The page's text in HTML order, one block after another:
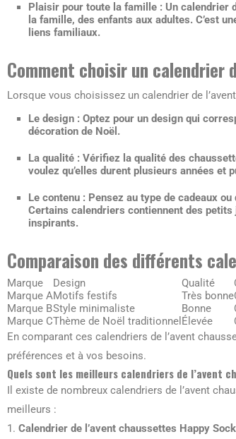
Plaisir pour toute la famille : Un calendrier
la famille, des enfants aux adultes. C’est
liens familiaux.
Comment choisir un calendrier
Lorsque vous choisissez un calendrier de
Le design : Optez pour un design qui
décoration de Noël.
La qualité : Vérifiez la qualité des
voulez qu’elles durent plusieurs années
Le contenu : Pensez au type de cadeaux
Certains calendriers contiennent des
inspirants.
Comparaison des différents
Marque Design Qualité
Marque AMotifs festifs Très bonne
Marque BStyle minimaliste Bonne
Marque CThème de Noël traditionnel Élevée
En comparant ces calendriers de l’avent
préférences et à vos besoins.
Quels sont les meilleurs calendriers de l’avent
Il existe de nombreux calendriers de l’avent
meilleurs :
1. Calendrier de l’avent chaussettes Happy